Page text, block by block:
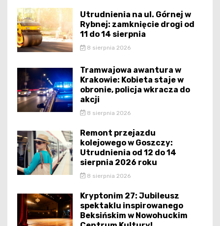
Utrudnienia na ul. Górnej w
Rybnej: zamknięcie drogi od
11 do 14 sierpnia
8 sierpnia 2026
Tramwajowa awantura w
Krakowie: Kobieta staje w
obronie, policja wkracza do
akcji
8 sierpnia 2026
Remont przejazdu
kolejowego w Goszczy:
Utrudnienia od 12 do 14
sierpnia 2026 roku
8 sierpnia 2026
Kryptonim 27: Jubileusz
spektaklu inspirowanego
Beksińskim w Nowohuckim